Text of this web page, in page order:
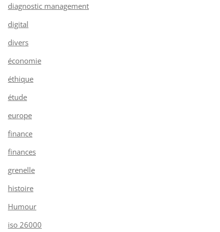
diagnostic management
digital
divers
économie
éthique
étude
europe
finance
finances
grenelle
histoire
Humour
iso 26000